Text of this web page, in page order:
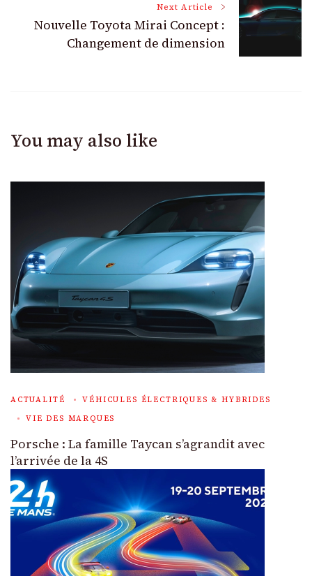
Next Article
Nouvelle Toyota Mirai Concept :
Changement de dimension
You may also like
ACTUALITÉ
VÉHICULES ÉLECTRIQUES & HYBRIDES
VIE DES MARQUES
Porsche : La famille Taycan s’agrandit avec
l’arrivée de la 4S